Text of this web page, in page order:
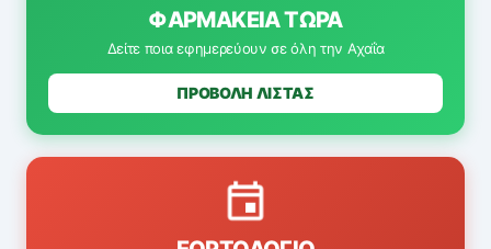
ΦΑΡΜΑΚΕΊΑ ΤΏΡΑ
Δείτε ποια εφημερεύουν σε όλη την Αχαΐα
ΠΡΟΒΟΛΗ ΛΙΣΤΑΣ